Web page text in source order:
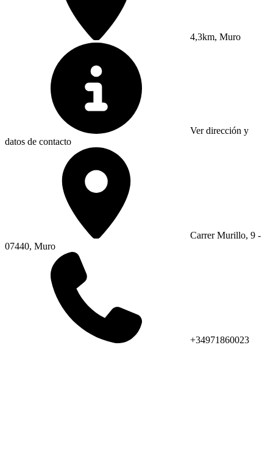
4,3km, Muro
Ver dirección y
datos de contacto
Carrer Murillo, 9 -
07440, Muro
+34971860023